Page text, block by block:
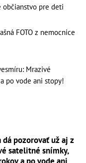
občianstvo pre deti
FOTO z nemocnice
Mrazivé
po vode ani stopy!
dá pozorovať už aj z
satelitné snímky,